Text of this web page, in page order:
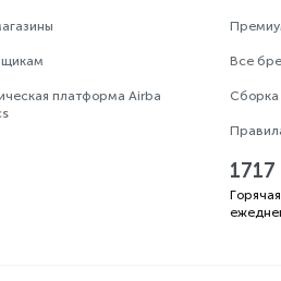
платформа Airba
Все
Сборка
1717